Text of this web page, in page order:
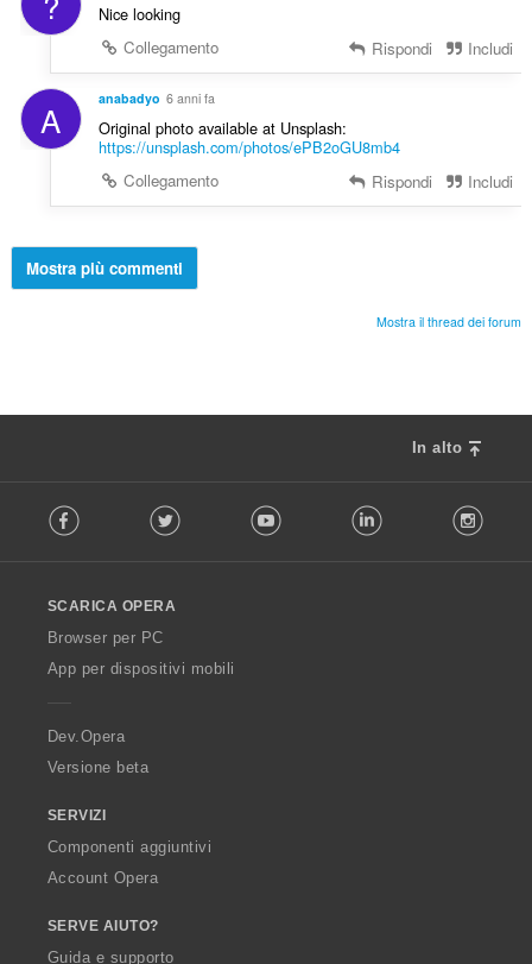
Nice looking
Collegamento
Rispondi Includi
A anabadyo 6 anni fa
Original photo available at Unsplash:
https://unsplash.com/photos/ePB2oGU8mb4
Collegamento
Rispondi Includi
Mostra più commenti
Mostra il thread dei forum
In alto
o
w
O
p
a
Facebook Twitter Youtube LinkedIn
SCARICA OPERA
Browser per PC
App per dispositivi mobili
Dev.Opera
Versione beta
SERVIZI
Componenti aggiuntivi
Account Opera
SERVE AIUTO?
Guida e supporto